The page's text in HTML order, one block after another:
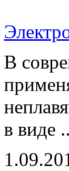
В
в виде